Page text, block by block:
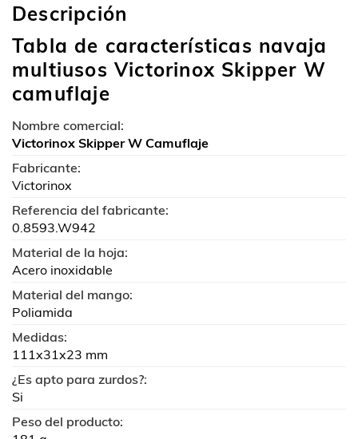
Descripción
Tabla de características navaja
multiusos Victorinox Skipper W
camuflaje
Nombre comercial:
Victorinox Skipper W Camuflaje
Fabricante:
Victorinox
Referencia del fabricante:
0.8593.W942
Material de la hoja:
Acero inoxidable
Material del mango:
Poliamida
Medidas:
111x31x23 mm
¿Es apto para zurdos?:
Si
Peso del producto: